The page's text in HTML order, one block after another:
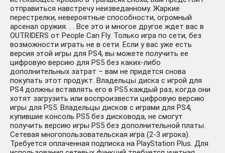
отправиться навстречу неизведанному. Жаркие
перестрелки, невероятные способности, огромный
арсенал оружия. . . Все это и многое другое ждет вас в
OUTRIDERS от People Can Fly. Только игра по сети, без
возможности играть не в сети. Если у вас уже есть
версия этой игры для PS4, вы можете получить ее
цифровую версию для PS5 без каких-либо
дополнительных затрат – вам не придется снова
покупать этот продукт. Владельцы диска с игрой для
PS4 должны вставлять его в PS5 каждый раз, когда они
хотят загрузить или воспроизвести цифровую версию
игры для PS5. Владельцы дисков с играми для PS4,
купившие консоль PS5 без дисковода, не смогут
получить версию игры PS5 без дополнительной платы.
Сетевая многопользовательская игра (2-3 игрока).
Требуется оплаченная подписка на PlayStation Plus. Для